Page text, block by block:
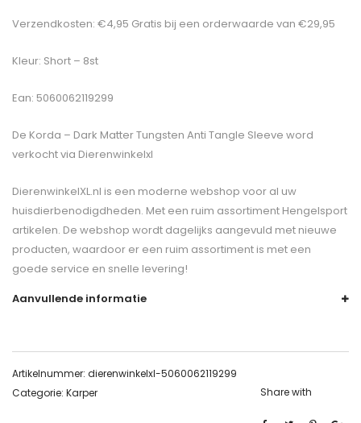
Verzendkosten: €4,95 Gratis bij een orderwaarde van €29,95
Kleur: Short – 8st
Ean: 5060062119299
De Korda – Dark Matter Tungsten Anti Tangle Sleeve word
verkocht via Dierenwinkelxl
DierenwinkelXL.nl is een moderne webshop voor al uw
huisdierbenodigdheden. Met een ruim assortiment Hengelsport
artikelen. De webshop wordt dagelijks aangevuld met nieuwe
producten, waardoor er een ruim assortiment is met een
goede service en snelle levering!
Aanvullende informatie
Artikelnummer: dierenwinkelxl-5060062119299
Categorie: Karper Share with